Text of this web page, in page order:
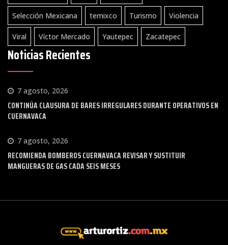
Selección Mexicana temixco Turismo Violencia
Viral Víctor Mercado Yautepec Zacatepec
Noticias Recientes
7 agosto, 2026
CONTINÚA CLAUSURA DE BARES IRREGULARES DURANTE OPERATIVOS EN
CUERNAVACA
7 agosto, 2026
RECOMIENDA BOMBEROS CUERNAVACA REVISAR Y SUSTITUIR
MANGUERAS DE GAS CADA SEIS MESES